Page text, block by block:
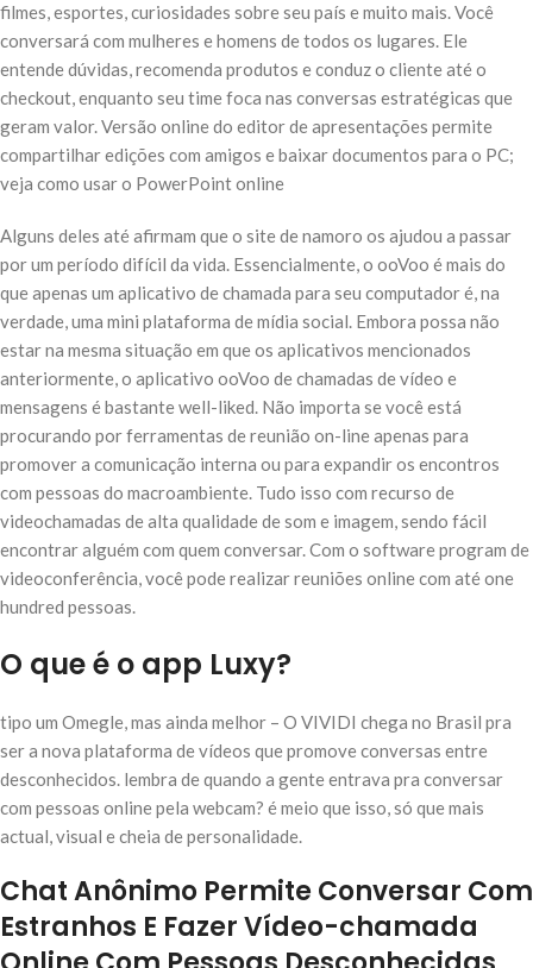
filmes, esportes, curiosidades sobre seu país e muito mais. Você
conversará com mulheres e homens de todos os lugares. Ele
entende dúvidas, recomenda produtos e conduz o cliente até o
checkout, enquanto seu time foca nas conversas estratégicas que
geram valor. Versão online do editor de apresentações permite
compartilhar edições com amigos e baixar documentos para o PC;
veja como usar o PowerPoint online
Alguns deles até afirmam que o site de namoro os ajudou a passar
por um período difícil da vida. Essencialmente, o ooVoo é mais do
que apenas um aplicativo de chamada para seu computador é, na
verdade, uma mini plataforma de mídia social. Embora possa não
estar na mesma situação em que os aplicativos mencionados
anteriormente, o aplicativo ooVoo de chamadas de vídeo e
mensagens é bastante well-liked. Não importa se você está
procurando por ferramentas de reunião on-line apenas para
promover a comunicação interna ou para expandir os encontros
com pessoas do macroambiente. Tudo isso com recurso de
videochamadas de alta qualidade de som e imagem, sendo fácil
encontrar alguém com quem conversar. Com o software program de
videoconferência, você pode realizar reuniões online com até one
hundred pessoas.
O que é o app Luxy?
tipo um Omegle, mas ainda melhor – O VIVIDI chega no Brasil pra
ser a nova plataforma de vídeos que promove conversas entre
desconhecidos. lembra de quando a gente entrava pra conversar
com pessoas online pela webcam? é meio que isso, só que mais
actual, visual e cheia de personalidade.
Chat Anônimo Permite Conversar Com
Estranhos E Fazer Vídeo-chamada